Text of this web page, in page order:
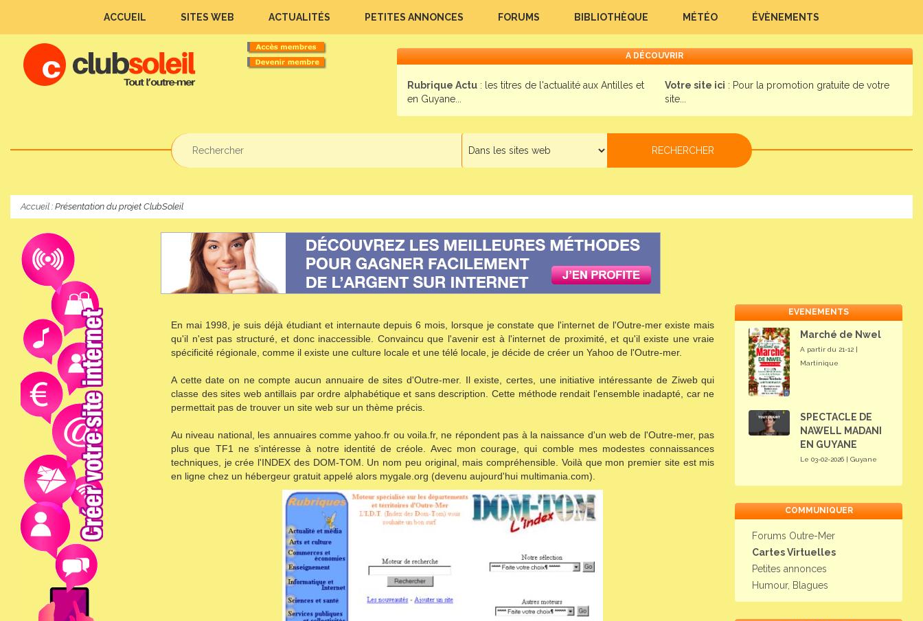
ACCUEIL SITES WEB ACTUALITÉS PETITES ANNONCES FORUMS BIBLIOTHÈQUE MÉTÉO ÉVÈNEMENTS
A DÉCOUVRIR
Rubrique Actu: les titres de l'actualité aux Antilles et
en Guyane...
Votre site ici : Pour la promotion gratuite de votre
site...
Accueil : Présentation du projet ClubSoleil
En mai 1998, je suis déjà étudiant et internaute depuis 6 mois, lorsque je constate que l'internet de l'Outre-mer existe mais
qu'il n'est pas structuré, et donc inaccessible. Convaincu que l'avenir est à l'internet de proximité, et qu'il existe une vraie
spécificité régionale, comme il existe une culture locale et une télé locale, je décide de créer un Yahoo de l'Outre-mer.
A cette date on ne compte aucun annuaire de sites d'Outre-mer. Il existe, certes, une initiative intéressante de Ziweb qui
classe des sites web antillais par ordre alphabétique et sans description. Cette méthode rendait l'ensemble inadapté, car ne
permettait pas de trouver un site web sur un thème précis.
Au niveau national, les annuaires comme yahoo.fr ou voila.fr, ne répondent pas à la naissance d'un web de l'Outre-mer, pas
plus que TF1 ne s'intéresse à notre identité de créole. Avec mon courage, qui comble mes modestes connaissances
techniques, je crée l'INDEX des DOM-TOM. Un nom peu original, mais compréhensible. Voilà que mon premier site est mis
en ligne chez un hébergeur gratuit appelé alors mygale.org (devenu aujourd'hui multimania.com).
EVENEMENTS
Marché de Nwel
A partir du 21-12 |
Martinique
SPECTACLE DE
NAWELL MADANI
EN GUYANE
Le 03-02-2026 | Guyane
COMMUNIQUER
Forums Outre-Mer
Cartes Virtuelles
Petites annonces
Humour, Blagues